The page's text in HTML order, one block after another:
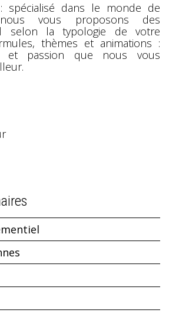
spécialisé dans le monde de
nous vous proposons des
selon la typologie de votre
thèmes et animations :
et passion que nous vous